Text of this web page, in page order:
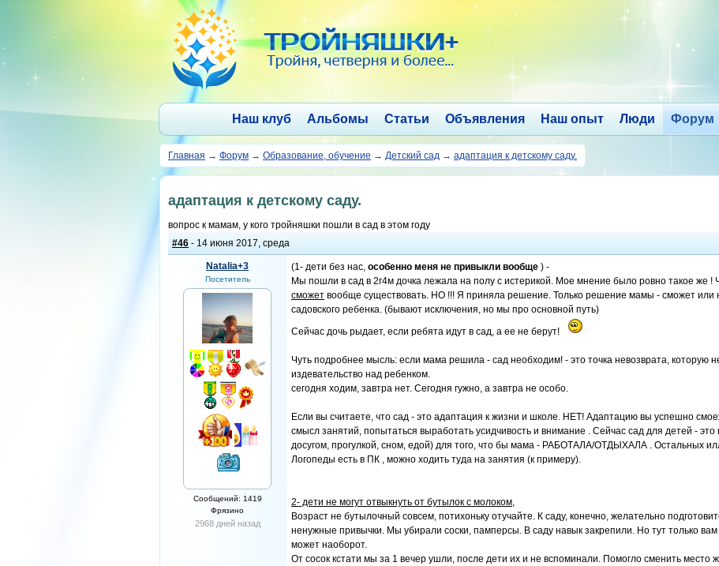
Наш клуб Альбомы Статьи Объявления Наш опыт Люди Форум
Главная → Форум → Образование, обучение → Детский сад → адаптация к детскому саду.
адаптация к детскому саду.
вопрос к мамам, у кого тройняшки пошли в сад в этом году
#46 - 14 июня 2017, среда
Natalia+3
Посетитель
Сообщений: 1419
Фрязино
2968 дней назад
(1- дети без нас, особенно меня не привыкли вообще ) -
Мы пошли в сад в 2г4м дочка лежала на полу с истерикой. Мое мнение было ровно такое же !
сможет вообще существовать. НО !!! Я приняла решение. Только решение мамы - сможет или
садовского ребенка. (бывают исключения, но мы про основной путь)
Сейчас дочь рыдает, если ребята идут в сад, а ее не берут!
Чуть подробнее мысль: если мама решила - сад необходим! - это точка невозврата, которую
издевательство над ребенком.
сегодня ходим, завтра нет. Сегодня гужно, а завтра не особо.
Если вы считаете, что сад - это адаптация к жизни и школе. НЕТ! Адаптацию вы успешно
смысл занятий, попытаться выработать усидчивость и внимание . Сейчас сад для детей -
досугом, прогулкой, сном, едой) для того, что бы мама - РАБОТАЛА/ОТДЫХАЛА . Остальных
Логопеды есть в ПК , можно ходить туда на занятия (к примеру).
2- дети не могут отвыкнуть от бутылок с молоком,
Возраст не бутылочный совсем, потихоньку отучайте. К саду, конечно, желательно
ненужные привычки. Мы убирали соски, памперсы. В саду навык закрепили. Но тут только
может наоборот.
От сосок кстати мы за 1 вечер ушли, после дети их и не вспоминали. Помогло сменить место